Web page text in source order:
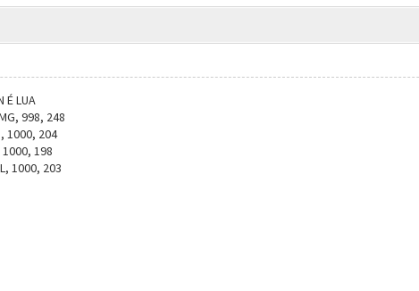
É LUA
998, 248
1000, 204
198
1000, 203